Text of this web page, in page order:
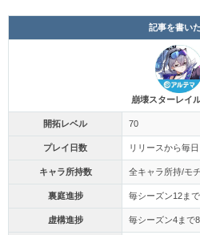
記事を書い
崩壊スターレイ
開拓レベル 70
プレイ日数 リリースから毎
キャラ所持数 全キャラ所持/モ
裏庭進捗 毎シーズン12ま
虚構進捗 毎シーズン4まで